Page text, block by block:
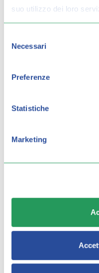
suo utilizzo dei loro
delNecessari
Preferenze
Statistiche
Marketing
andata la giornata e
preoccupazioni.